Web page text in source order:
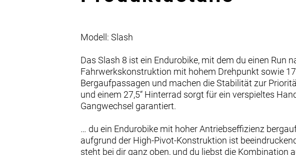
Modell: Slash
Das Slash 8 ist ein Endurobike, mit dem du einen Run
Fahrwerkskonstruktion mit hohem Drehpunkt sowie
Bergaufpassagen und machen die Stabilität zur
und einem 27,5“ Hinterrad sorgt für ein verspieltes
Gangwechsel garantiert.
… du ein Endurobike mit hoher Antriebseffizienz
aufgrund der High-Pivot-Konstruktion ist
steht bei dir ganz oben, und du liebst die Kombination